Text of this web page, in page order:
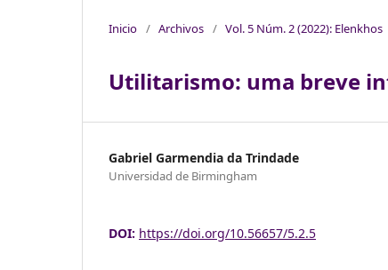
Inicio / Archivos / Vol. 5 Núm. 2 (2022): Elenkhos
Utilitarismo: uma breve
Gabriel Garmendia da Trindade
Universidad de Birmingham
DOI: https://doi.org/10.56657/5.2.5